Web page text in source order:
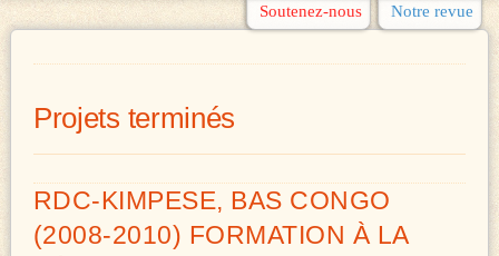
Soutenez-nous Notre revue
Projets terminés
RDC-KIMPESE, BAS CONGO
(2008-2010) FORMATION À LA